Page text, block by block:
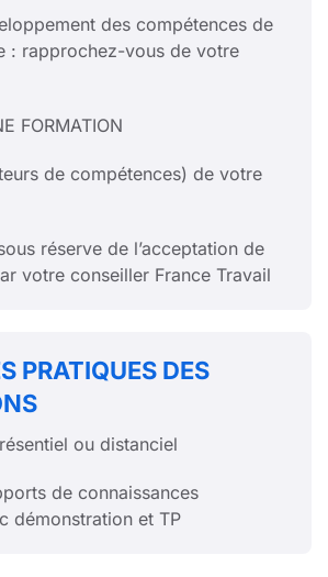
des compétences de
: rapprochez-vous de votre
FORMATION
de compétences) de votre
réserve de l’acceptation de
votre conseiller France Travail
PRATIQUES DES
ou distanciel
de connaissances
démonstration et TP